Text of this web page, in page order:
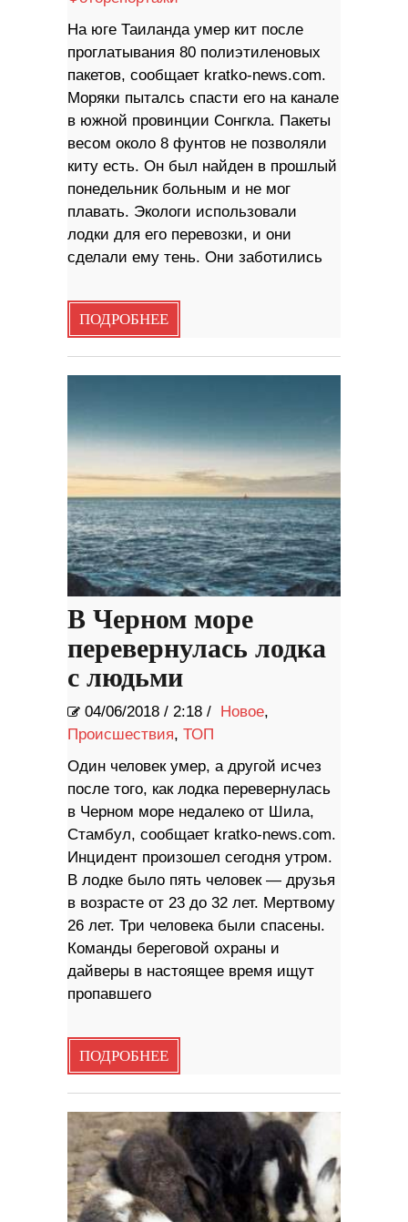
На юге Таиланда умер кит после
проглатывания 80 полиэтиленовых
пакетов, сообщает kratko-news.com.
Моряки пыталсь спасти его на канале
в южной провинции Сонгкла. Пакеты
весом около 8 фунтов не позволяли
киту есть. Он был найден в прошлый
понедельник больным и не мог
плавать. Экологи использовали
лодки для его перевозки, и они
сделали ему тень. Они заботились
ПОДРОБНЕЕ
В Черном море
перевернулась лодка
с людьми
04/06/2018 / 2:18 / Новое,
Происшествия, ТОП
Один человек умер, а другой исчез
после того, как лодка перевернулась
в Черном море недалеко от Шила,
Стамбул, сообщает kratko-news.com.
Инцидент произошел сегодня утром.
В лодке было пять человек — друзья
в возрасте от 23 до 32 лет. Мертвому
26 лет. Три человека были спасены.
Команды береговой охраны и
дайверы в настоящее время ищут
пропавшего
ПОДРОБНЕЕ